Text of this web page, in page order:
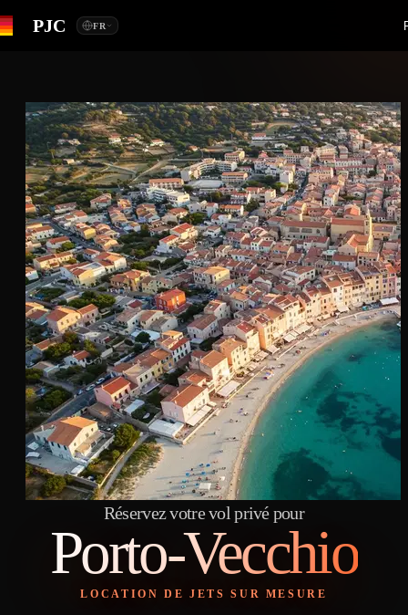
PJC FR
Réservez votre vol privé pour
Porto-Vecchio
LOCATION DE JETS SUR MESURE